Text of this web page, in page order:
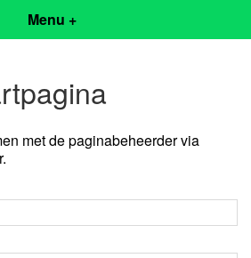
Menu +
met de paginabeheerder via